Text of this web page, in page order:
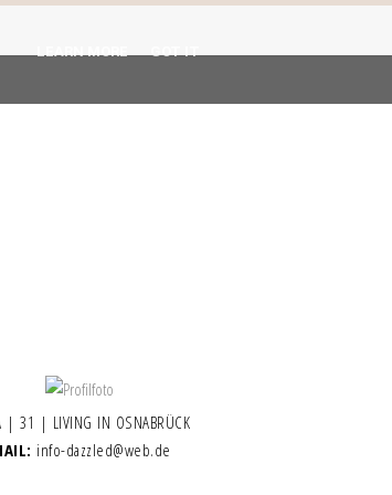
| 31 | LIVING IN OSNABRÜCK
info-dazzled@web.de
LEARN MORE GOT IT